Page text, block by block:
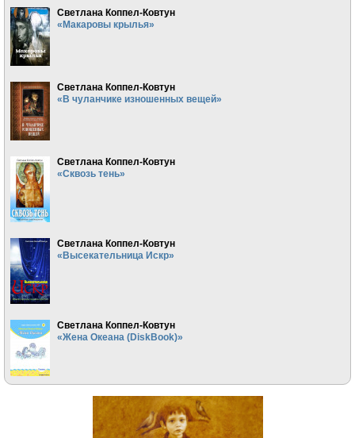
Светлана Коппел-Ковтун
«Макаровы крылья»
Светлана Коппел-Ковтун
«В чуланчике изношенных вещей»
Светлана Коппел-Ковтун
«Сквозь тень»
Светлана Коппел-Ковтун
«Высекательница Искр»
Светлана Коппел-Ковтун
«Жена Океана (DiskBook)»